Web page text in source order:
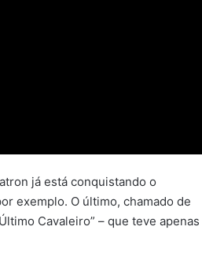
já está conquistando o
exemplo. O último, chamado de
Cavaleiro” – que teve apenas